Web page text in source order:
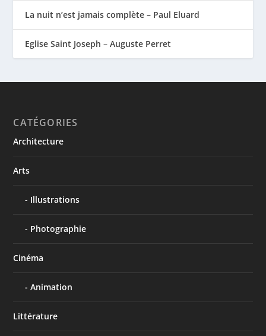
La nuit n’est jamais complète – Paul Eluard
Eglise Saint Joseph – Auguste Perret
CATÉGORIES
Architecture
Arts
Illustrations
Photographie
Cinéma
Animation
Littérature